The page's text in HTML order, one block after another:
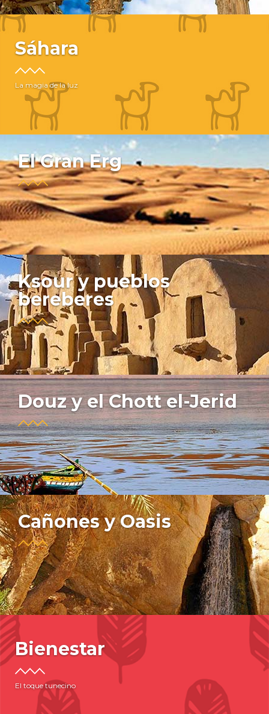
Sáhara
La magia de la luz
El Gran Erg
Ksour y pueblos
bereberes
Douz y el Chott el-Jerid
Cañones y Oasis
Bienestar
El toque tunecino